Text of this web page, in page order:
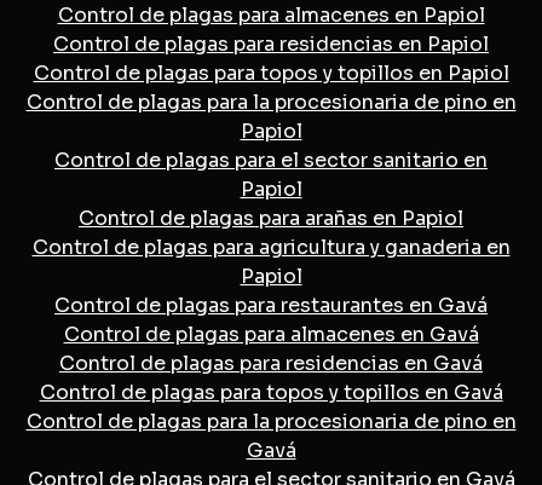
Control de plagas para almacenes en Papiol
Control de plagas para residencias en Papiol
Control de plagas para topos y topillos en Papiol
Control de plagas para la procesionaria de pino en
Papiol
Control de plagas para el sector sanitario en
Papiol
Control de plagas para arañas en Papiol
Control de plagas para agricultura y ganaderia en
Papiol
Control de plagas para restaurantes en Gavá
Control de plagas para almacenes en Gavá
Control de plagas para residencias en Gavá
Control de plagas para topos y topillos en Gavá
Control de plagas para la procesionaria de pino en
Gavá
Control de plagas para el sector sanitario en Gavá